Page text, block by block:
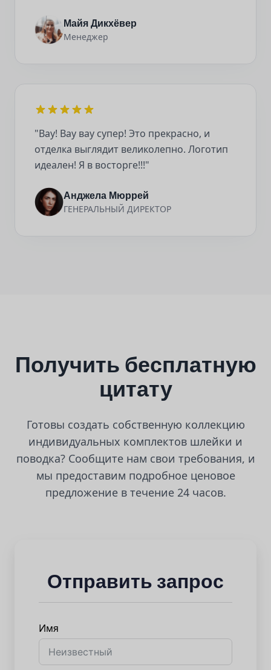
Майя Дикхёвер
Менеджер
"Вау! Вау вау супер! Это прекрасно, и
отделка выглядит великолепно. Логотип
идеален! Я в восторге!!!"
Анджела Мюррей
ГЕНЕРАЛЬНЫЙ ДИРЕКТОР
Получить бесплатную
цитату
Готовы создать собственную коллекцию
индивидуальных комплектов шлейки и
поводка? Сообщите нам свои требования, и
мы предоставим подробное ценовое
предложение в течение 24 часов.
Отправить запрос
Имя